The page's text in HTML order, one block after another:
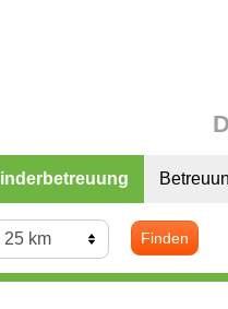
Finden